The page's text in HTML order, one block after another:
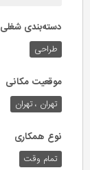
دسته‌بندی شغلی
طراحی
موقعیت مکانی
تهران ، تهران
نوع همکاری
تمام وقت